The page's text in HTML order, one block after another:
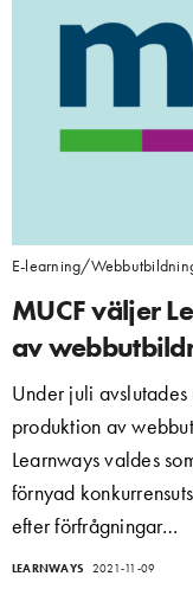
E-learning/
MUCF väljer
av
Under juli
produktion av
Learnways valdes
förnyad
efter förfrågningar…
LEARNWAYS 2021-11-09